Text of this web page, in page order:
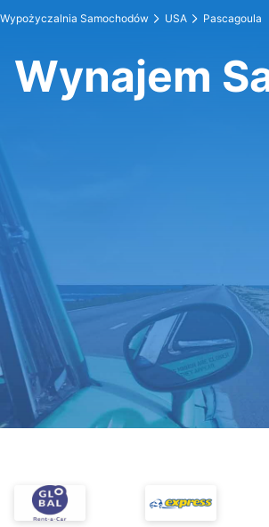
Wypożyczalnia Samochodów USA Pascagoula
Wynajem